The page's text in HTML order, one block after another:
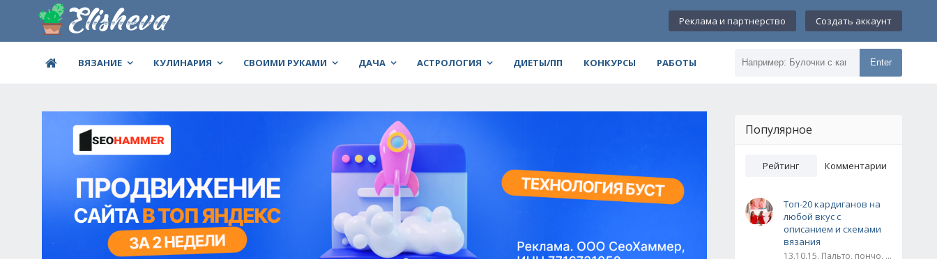
Реклама и партнерство Создать аккаунт
ВЯЗАНИЕ КУЛИНАРИЯ СВОИМИ РУКАМИ ДАЧА АСТРОЛОГИЯ ДИЕТЫ/ПП КОНКУРСЫ РАБОТЫ Enter
Популярное
Рейтинг Комментарии
Топ-20 кардиганов на
любой вкус с
описанием и схемами
вязания
13.10.15, Пальто, пончо, кардиганы